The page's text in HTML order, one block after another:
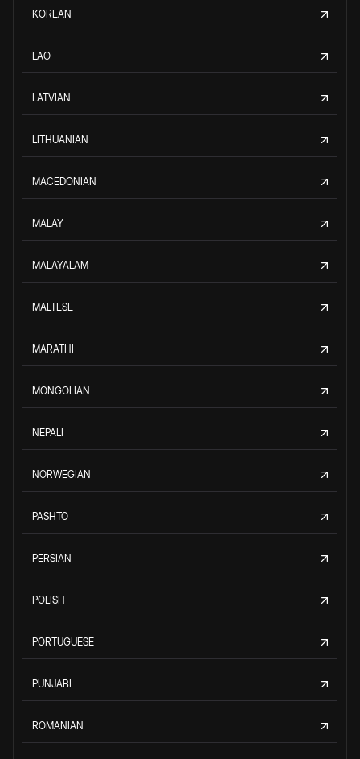
KOREAN
LAO
LATVIAN
LITHUANIAN
MACEDONIAN
MALAY
MALAYALAM
MALTESE
MARATHI
MONGOLIAN
NEPALI
NORWEGIAN
PASHTO
PERSIAN
POLISH
PORTUGUESE
PUNJABI
ROMANIAN